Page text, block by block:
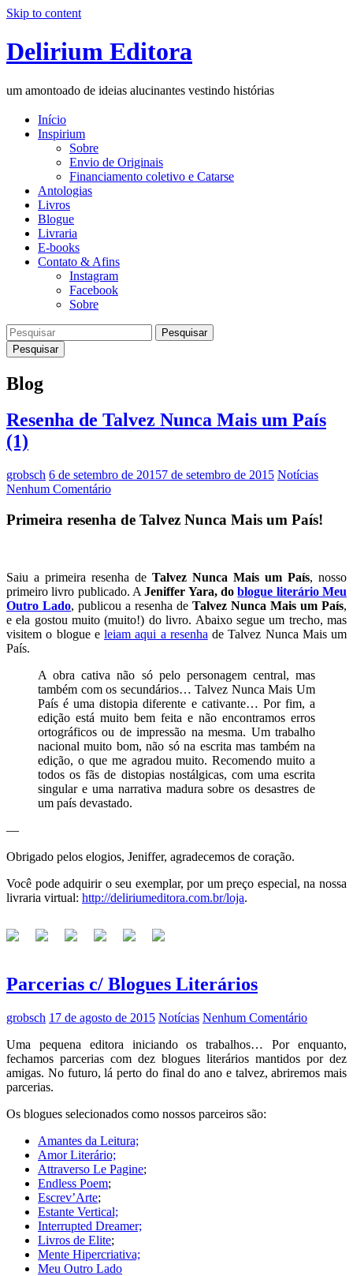
Skip to content
Delirium Editora
um amontoado de ideias alucinantes vestindo histórias
Início
Inspirium
Sobre
Envio de Originais
Financiamento coletivo e Catarse
Antologias
Livros
Blogue
Livraria
E-books
Contato & Afins
Instagram
Facebook
Sobre
Pesquisar
Blog
Resenha de Talvez Nunca Mais um País
(1)
grobsch 6 de setembro de 20157 de setembro de 2015 Notícias
Nenhum Comentário
Primeira resenha de Talvez Nunca Mais um País!
Saiu a primeira resenha de Talvez Nunca Mais um País, nosso
primeiro livro publicado. AJeniffer Yara, doblogue literário Meu
Outro Lado, publicou a resenha de Talvez Nunca Mais um País,
e ela gostou muito (muito!) do livro. Abaixo segue um trecho, mas
visitem o blogue e leiam aqui a resenha de Talvez Nunca Mais um
País.
A obra cativa não só pelo personagem central, mas
também com os secundários… Talvez Nunca Mais Um
País é uma distopia diferente e cativante… Por fim, a
edição está muito bem feita e não encontramos erros
ortográficos ou de impressão na mesma. Um trabalho
nacional muito bom, não só na escrita mas também na
edição, o que me agradou muito. Recomendo muito a
todos os fãs de distopias nostálgicas, com uma escrita
singular e uma narrativa madura sobre os desastres de
um país devastado.
—
Obrigado pelos elogios, Jeniffer, agradecemos de coração.
Você pode adquirir o seu exemplar, por um preço especial, na nossa
livraria virtual: http://deliriumeditora.com.br/loja.
Parcerias c/ Blogues Literários
grobsch 17 de agosto de 2015 Notícias Nenhum Comentário
Uma pequena editora iniciando os trabalhos… Por enquanto,
fechamos parcerias com dez blogues literários mantidos por dez
amigas. No futuro, lá perto do final do ano e talvez, abriremos mais
parcerias.
Os blogues selecionados como nossos parceiros são:
Amantes da Leitura;
Amor Literário;
Attraverso Le Pagine;
Endless Poem;
Escrev’Arte;
Estante Vertical;
Interrupted Dreamer;
Livros de Elite;
Mente Hipercriativa;
Meu Outro Lado